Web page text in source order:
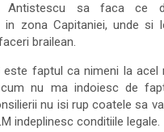
Antistescu sa faca ce
in zona Capitaniei, unde si
brailean.
este faptul ca nimeni la
cum nu ma indoiesc de
nu isi rup coatele sa
indeplinesc conditiile legale.